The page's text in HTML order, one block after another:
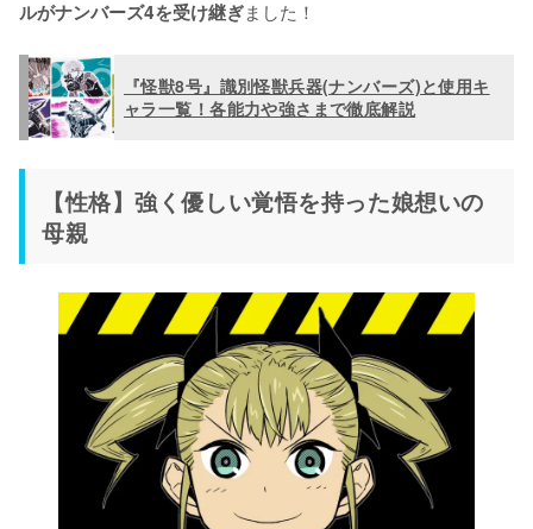
ルがナンバーズ4を受け継ぎました！
『怪獣8号』識別怪獣兵器(ナンバーズ)と使用キ
ャラ一覧！各能力や強さまで徹底解説
【性格】強く優しい覚悟を持った娘想いの
母親